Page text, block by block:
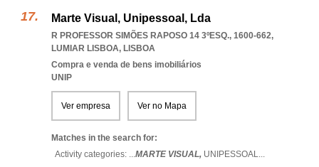
Marte Visual, Unipessoal, Lda
R PROFESSOR SIMÕES RAPOSO 14 3ºESQ., 1600-662,
LUMIAR LISBOA, LISBOA
Compra e venda de bens imobiliários
UNIP
Ver empresa Ver no Mapa
Matches in the search for:
Activity categories: ...MARTE VISUAL, UNIPESSOAL...